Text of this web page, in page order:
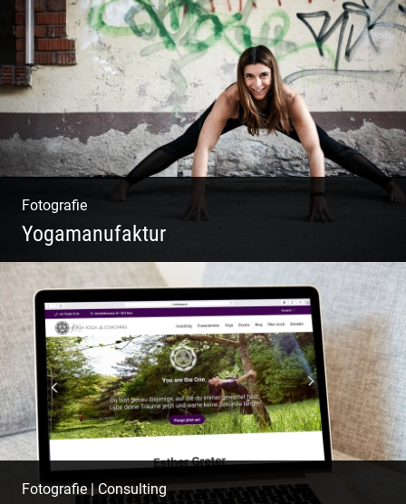
Catering Service | Essen & Trinken
Fotografie
Yogamanufaktur
Yoga | Fashion | Cool & symphatisch
Fotografie|Consulting